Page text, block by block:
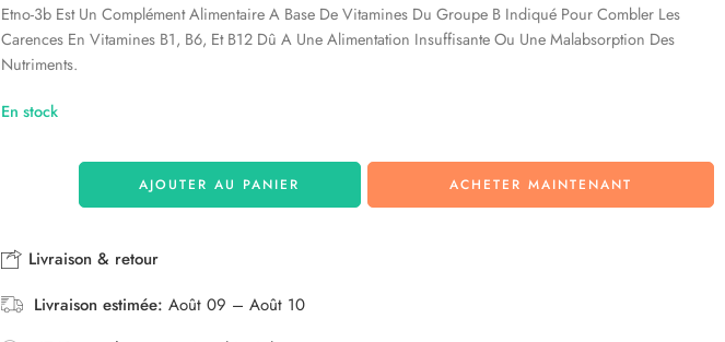
Etno-3b Est Un Complément Alimentaire A Base De Vitamines Du Groupe B Indiqué Pour Combler Les
Carences En Vitamines B1, B6, Et B12 Dû A Une Alimentation Insuffisante Ou Une Malabsorption Des
Nutriments.
En stock
AJOUTER AU PANIER ACHETER MAINTENANT
Livraison & retour
Livraison estimée: Août 09 – Août 10